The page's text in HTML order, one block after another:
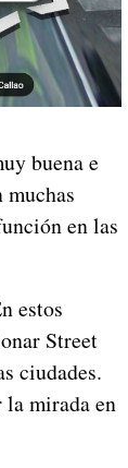
buena e
muchas
en las
estos
Street
ciudades.
mirada en